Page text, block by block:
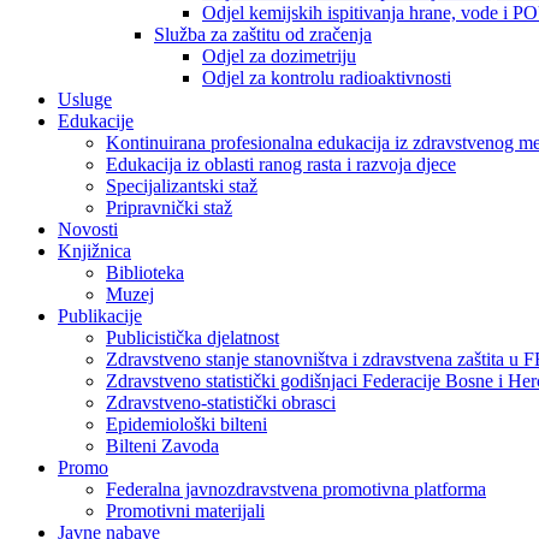
Odjel kemijskih ispitivanja hrane, vode i
Služba za zaštitu od zračenja
Odjel za dozimetriju
Odjel za kontrolu radioaktivnosti
Usluge
Edukacije
Kontinuirana profesionalna edukacija iz zdravstvenog
Edukacija iz oblasti ranog rasta i razvoja djece
Specijalizantski staž
Pripravnički staž
Novosti
Knjižnica
Biblioteka
Muzej
Publikacije
Publicistička djelatnost
Zdravstveno stanje stanovništva i zdravstvena zaštita u
Zdravstveno statistički godišnjaci Federacije Bosne i
Zdravstveno-statistički obrasci
Epidemiološki bilteni
Bilteni Zavoda
Promo
Federalna javnozdravstvena promotivna platforma
Promotivni materijali
Javne nabave